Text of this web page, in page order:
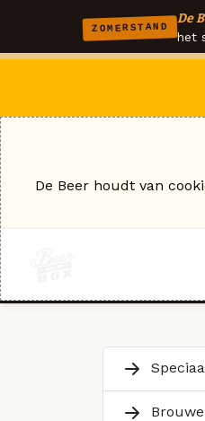
ZOMERSTAND
De
het
De Beer houdt van